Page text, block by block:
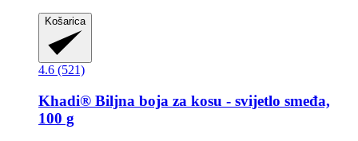
Košarica
4.6 (521)
Khadi® Biljna boja za kosu -​ svijetlo smeđa,
100 g